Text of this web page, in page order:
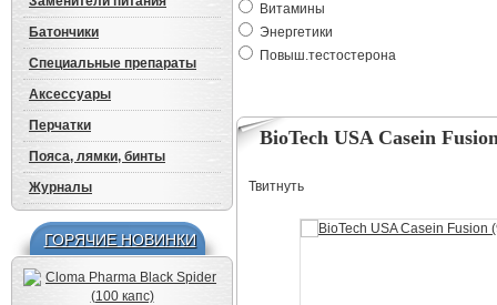
Батончики
Специальные препараты
Аксессуары
Перчатки
Пояса, лямки, бинты
Журналы
ГОРЯЧИЕ НОВИНКИ
Витамины
Энергетики
Повыш.тестостерона
BioTech USA Casein
Твитнуть